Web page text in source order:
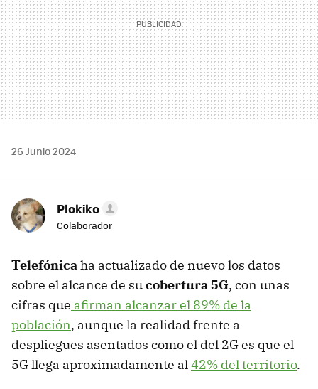
26 Junio 2024
Plokiko
Colaborador
Telefónicaha actualizado de nuevo los datos
sobre el alcance de sucobertura 5G, con unas
cifras que afirman alcanzar el 89% de la
población, aunque la realidad frente a
despliegues asentados como el del 2G es que el
5G llega aproximadamente al42% del territorio.